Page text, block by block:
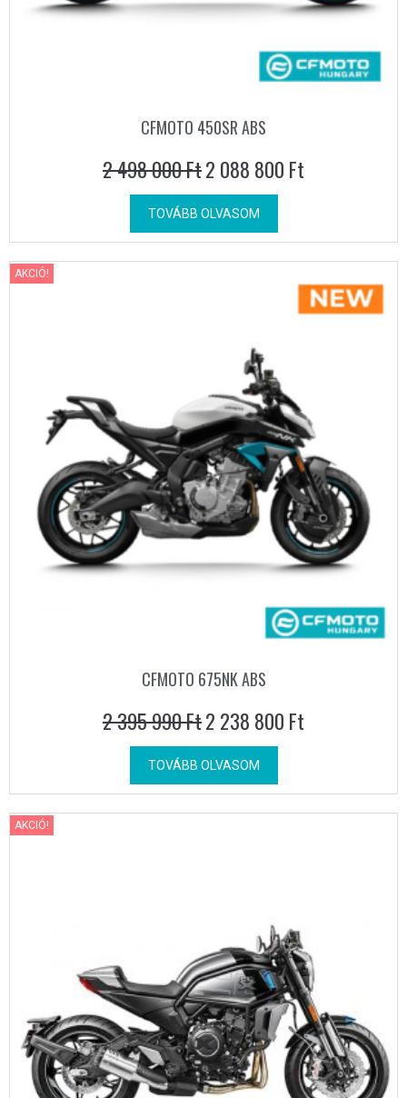
CFMOTO 450SR ABS
2 498 000Ft2 088 800 Ft
TOVÁBB OLVASOM
AKCIÓ!
CFMOTO 675NK ABS
2 395 990Ft2 238 800 Ft
TOVÁBB OLVASOM
AKCIÓ!